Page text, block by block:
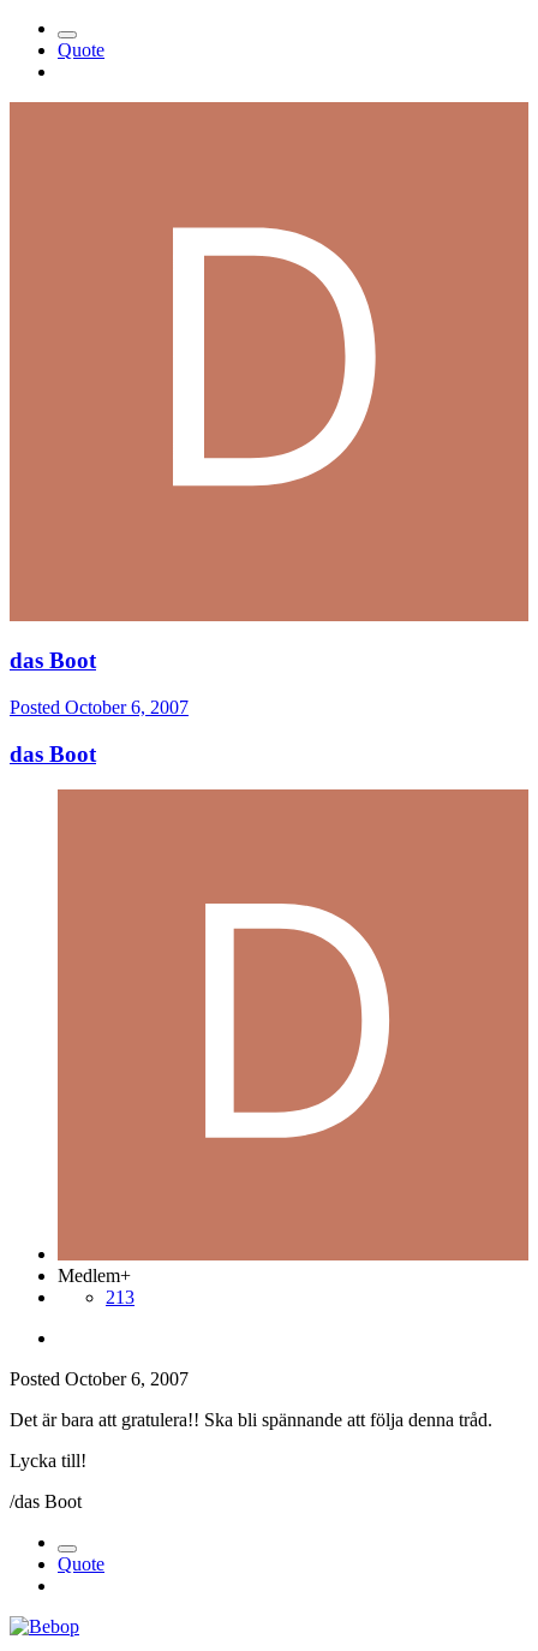
Quote
das Boot
Posted October 6, 2007
das Boot
Medlem+
213
Posted October 6, 2007
Det är bara att gratulera!! Ska bli spännande att följa denna tråd.
Lycka till!
/das Boot
Quote